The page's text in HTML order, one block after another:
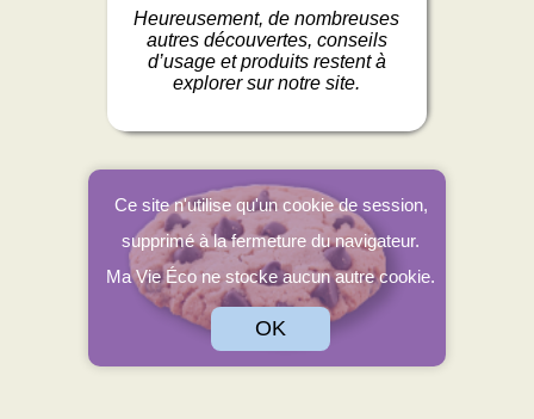
Heureusement, de nombreuses
autres découvertes, conseils
d’usage et produits restent à
explorer sur notre site.
Ce site n'utilise qu'un cookie de session,
supprimé à la fermeture du navigateur.
Ma Vie Éco ne stocke aucun autre cookie.
OK